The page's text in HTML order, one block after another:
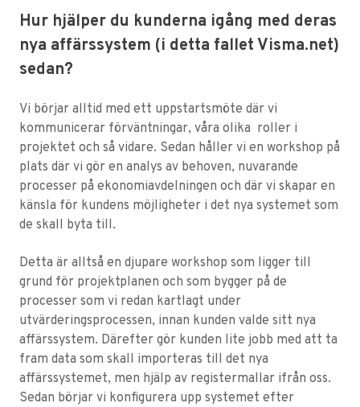
Hur hjälper du kunderna igång med deras
nya affärssystem (i detta fallet Visma.net)
sedan?
Vi börjar alltid med ett uppstartsmöte där vi
kommunicerar förväntningar, våra olika roller i
projektet och så vidare. Sedan håller vi en workshop på
plats där vi gör en analys av behoven, nuvarande
processer på ekonomiavdelningen och där vi skapar en
känsla för kundens möjligheter i det nya systemet som
de skall byta till.
Detta är alltså en djupare workshop som ligger till
grund för projektplanen och som bygger på de
processer som vi redan kartlagt under
utvärderingsprocessen, innan kunden valde sitt nya
affärssystem. Därefter gör kunden lite jobb med att ta
fram data som skall importeras till det nya
affärssystemet, men hjälp av registermallar ifrån oss.
Sedan börjar vi konfigurera upp systemet efter